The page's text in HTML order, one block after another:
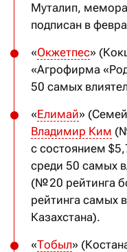
Муталип,
подписан в
«Окжетпес»
«Агрофирма
50 самых
«Елимай»
Владимир Ким
с состоянием
среди 50 самых
(№ 20 рейтинга
рейтинга самых
Казахстана).
«Тобыл»